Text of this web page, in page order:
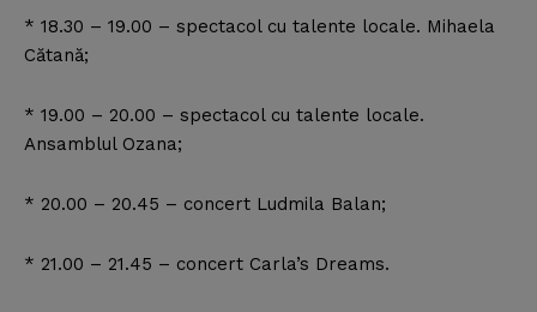
* 18.30 – 19.00 – spectacol cu talente locale. Mihaela
Cătană;
* 19.00 – 20.00 – spectacol cu talente locale.
Ansamblul Ozana;
* 20.00 – 20.45 – concert Ludmila Balan;
* 21.00 – 21.45 – concert Carla’s Dreams.